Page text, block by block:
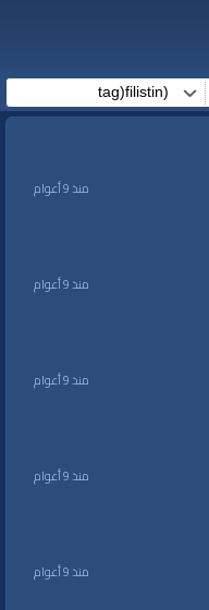
منذ 9 أعوام
منذ 9 أعوام
منذ 9 أعوام
منذ 9 أعوام
منذ 9 أعوام